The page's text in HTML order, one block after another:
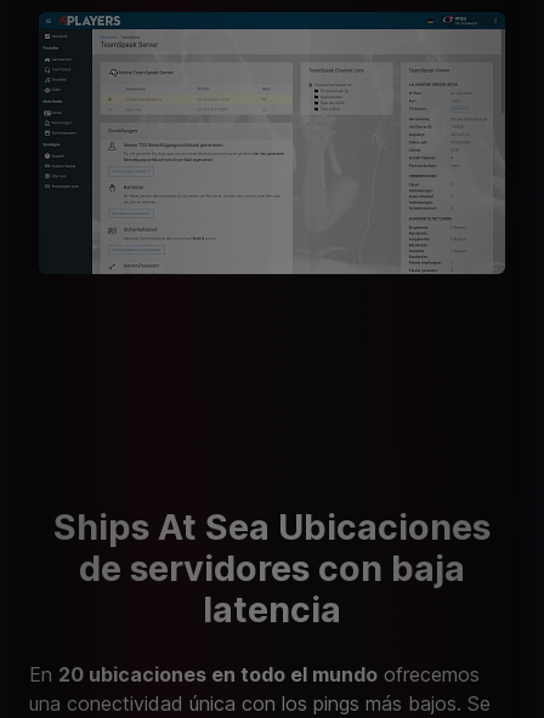
Ships At Sea Ubicaciones
de servidores con baja
latencia
En 20 ubicaciones en todo el mundo ofrecemos
una conectividad única con los pings más bajos. Se